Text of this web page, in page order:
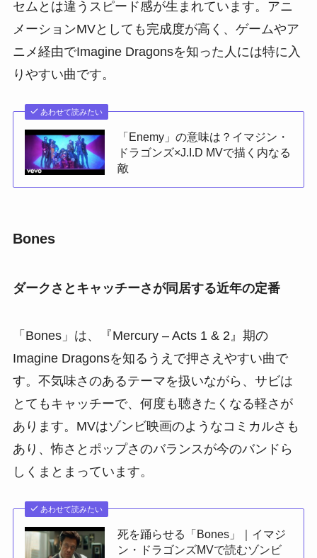
セムとは違うスピード感が生まれています。アニ
メーションMVとしても完成度が高く、ゲームやア
ニメ経由でImagine Dragonsを知った人には特に入
りやすい曲です。
あわせて読みたい
「Enemy」の意味は？イマジン・
ドラゴンズ×J.I.D MVで描く内なる
敵
Bones
ダークさとキャッチーさが同居する近年の定番
「Bones」は、『Mercury – Acts 1 & 2』期の
Imagine Dragonsを知るうえで押さえやすい曲で
す。不気味さのあるテーマを扱いながら、サビは
とてもキャッチーで、何度も聴きたくなる軽さが
あります。MVはゾンビ映画のようなコミカルさも
あり、怖さとポップさのバランスが今のバンドら
しくまとまっています。
あわせて読みたい
死を踊らせる「Bones」｜イマジ
ン・ドラゴンズMVで読むゾンビ